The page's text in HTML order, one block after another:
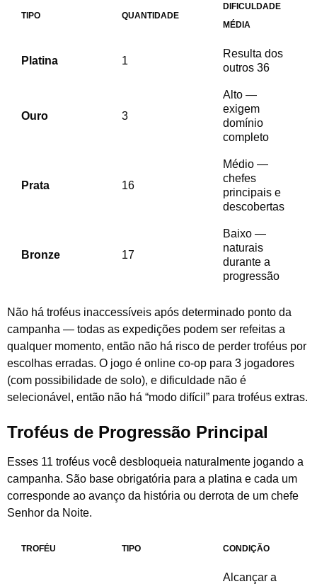
TIPO QUANTIDADE
DIFICULDADE
MÉDIA
Platina 1
Resulta dos
outros 36
Ouro 3
Alto —
exigem
domínio
completo
Prata 16
Médio —
chefes
principais e
descobertas
Bronze 17
Baixo —
naturais
durante a
progressão
Não há troféus inaccessíveis após determinado ponto da
campanha — todas as expedições podem ser refeitas a
qualquer momento, então não há risco de perder troféus por
escolhas erradas. O jogo é online co-op para 3 jogadores
(com possibilidade de solo), e dificuldade não é
selecionável, então não há “modo difícil” para troféus extras.
Troféus de Progressão Principal
Esses 11 troféus você desbloqueia naturalmente jogando a
campanha. São base obrigatória para a platina e cada um
corresponde ao avanço da história ou derrota de um chefe
Senhor da Noite.
TROFÉU TIPO CONDIÇÃO
Alcançar a